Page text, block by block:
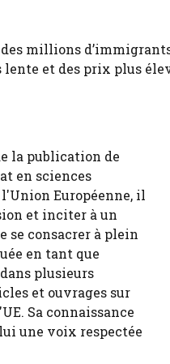
millions
et des prix plus
la publication de
en sciences
Européenne, il
et inciter à un
se consacrer à plein
en tant que
plusieurs
et ouvrages sur
Sa connaissance
une voix respectée